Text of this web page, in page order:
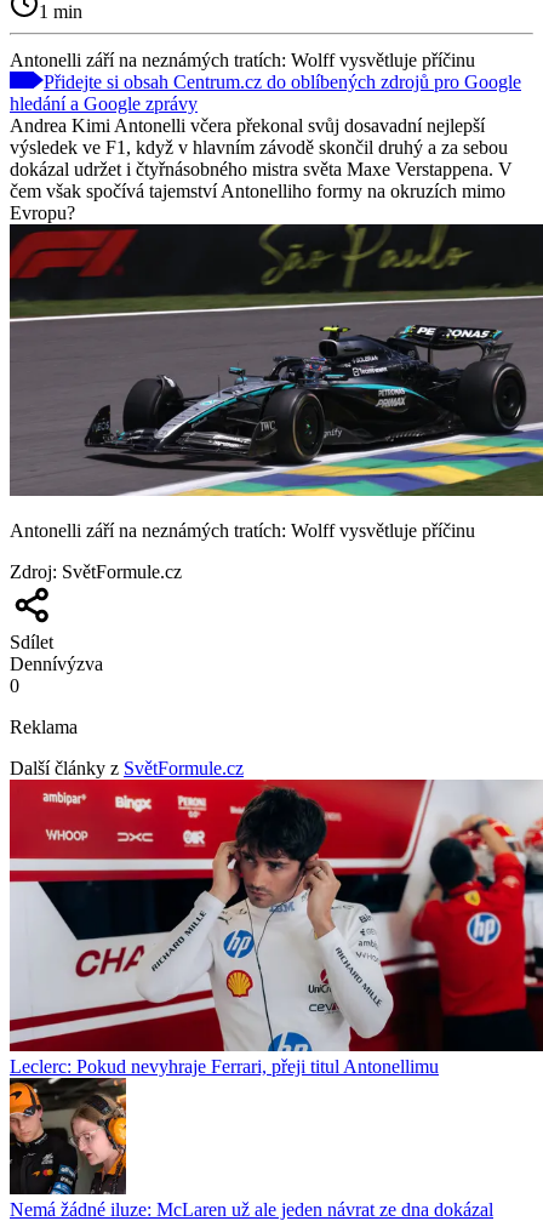
1 min
Antonelli září na neznámých tratích: Wolff vysvětluje příčinu
Přidejte si obsah Centrum.cz do oblíbených zdrojů pro Google
hledání a Google zprávy
Andrea Kimi Antonelli včera překonal svůj dosavadní nejlepší
výsledek ve F1, když v hlavním závodě skončil druhý a za sebou
dokázal udržet i čtyřnásobného mistra světa Maxe Verstappena. V
čem však spočívá tajemství Antonelliho formy na okruzích mimo
Evropu?
Antonelli září na neznámých tratích: Wolff vysvětluje příčinu
Zdroj: SvětFormule.cz
Sdílet
Dennívýzva
0
Reklama
Další články z SvětFormule.cz
Leclerc: Pokud nevyhraje Ferrari, přeji titul Antonellimu
Nemá žádné iluze: McLaren už ale jeden návrat ze dna dokázal